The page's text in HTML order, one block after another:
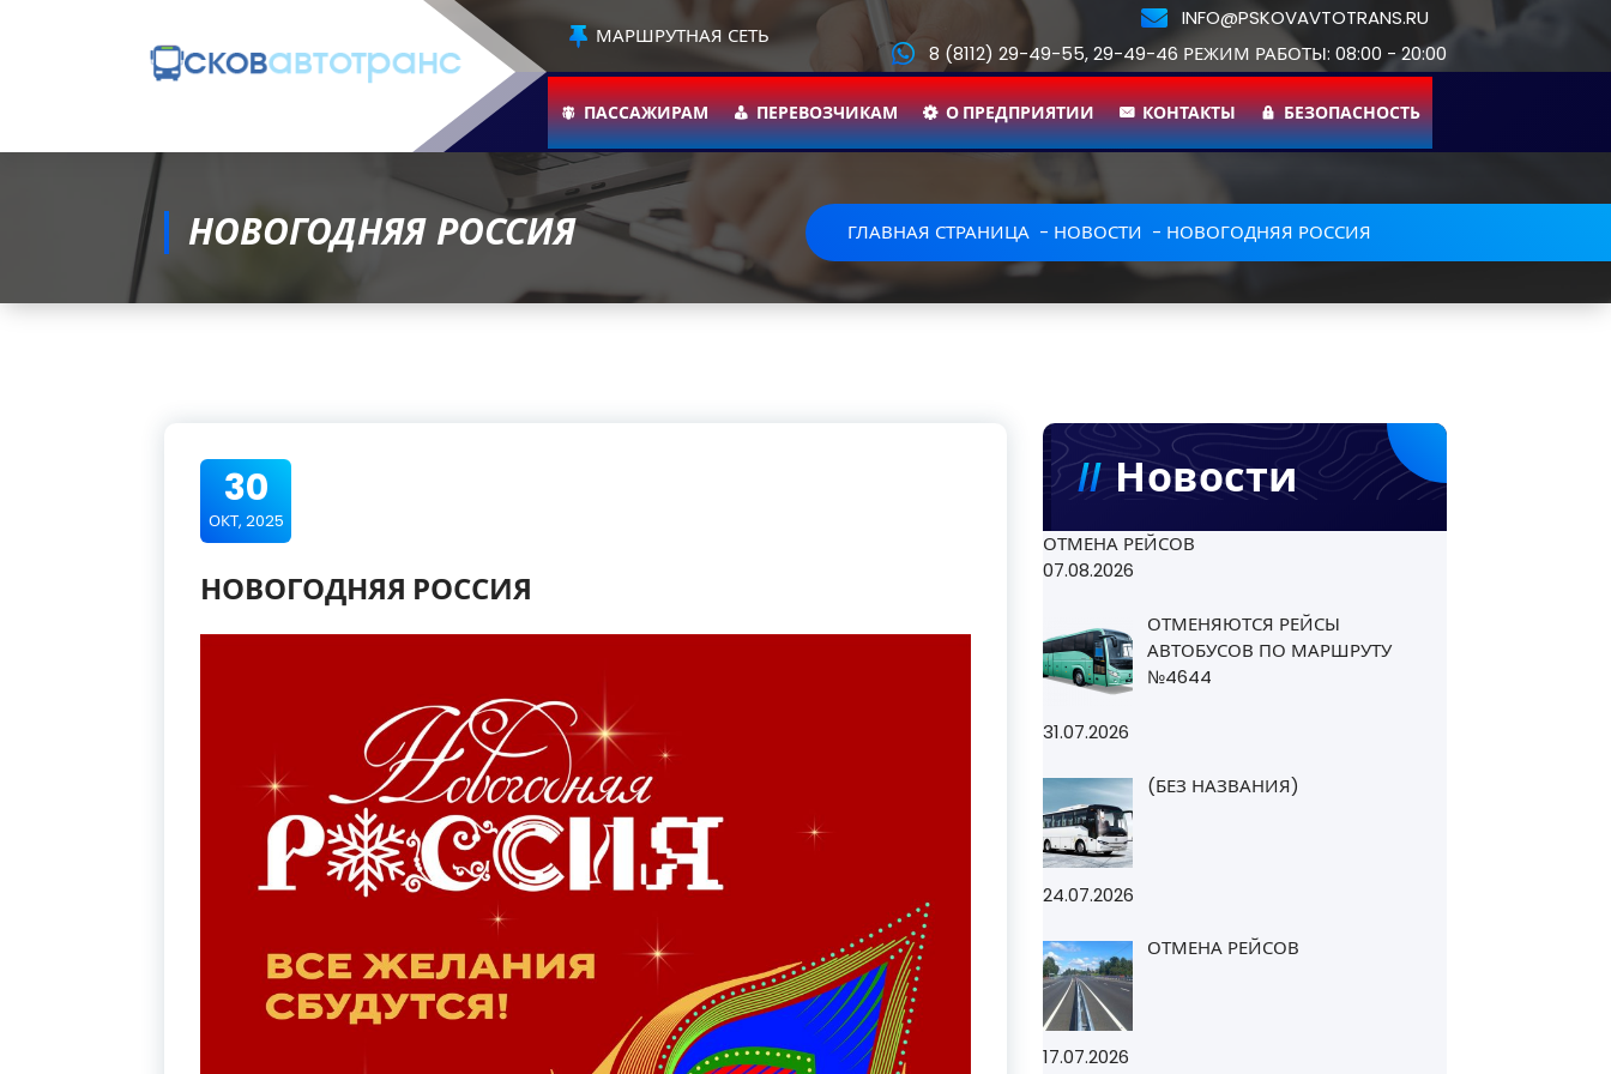
МАРШРУТНАЯ СЕТЬ
INFO@PSKOVAVTOTRANS.RU
8 (8112) 29-49-55, 29-49-46 РЕЖИМ РАБОТЫ: 08:00 - 20:00
ПАССАЖИРАМ ПЕРЕВОЗЧИКАМ О ПРЕДПРИЯТИИ КОНТАКТЫ БЕЗОПАСНОСТЬ
НОВОГОДНЯЯ РОССИЯ ГЛАВНАЯ СТРАНИЦА - НОВОСТИ - НОВОГОДНЯЯ РОССИЯ
30
ОКТ, 2025
НОВОГОДНЯЯ РОССИЯ
Новости
ОТМЕНА РЕЙСОВ
07.08.2026
ОТМЕНЯЮТСЯ РЕЙСЫ
АВТОБУСОВ ПО МАРШРУТУ
№4644
31.07.2026
(БЕЗ НАЗВАНИЯ)
24.07.2026
ОТМЕНА РЕЙСОВ
17.07.2026